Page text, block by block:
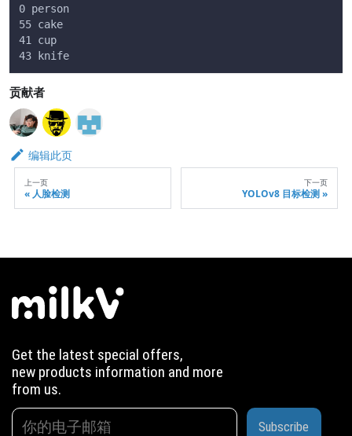
0 person
55 cake
41 cup
43 knife
贡献者
编辑此页
上一页
人脸检测
下一页
YOLOv8 目标检测
Get the latest special offers,
new products information and more
from us.
Subscribe